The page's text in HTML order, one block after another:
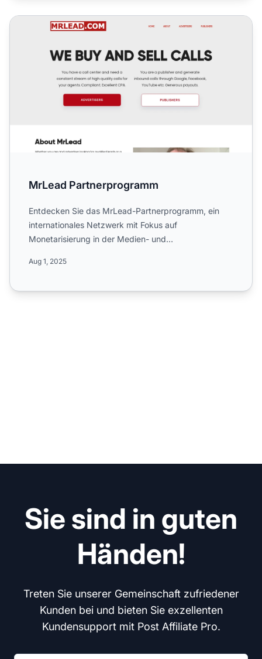
MrLead Partnerprogramm
MrLead Partnerprogramm
Entdecken Sie das MrLead-Partnerprogramm, ein
internationales Netzwerk mit Fokus auf
Monetarisierung in der Medien- und
Aug 1, 2025
Sie sind in guten
Händen!
Treten Sie unserer Gemeinschaft zufriedener
Kunden bei und bieten Sie exzellenten
Kundensupport mit Post Affiliate Pro.